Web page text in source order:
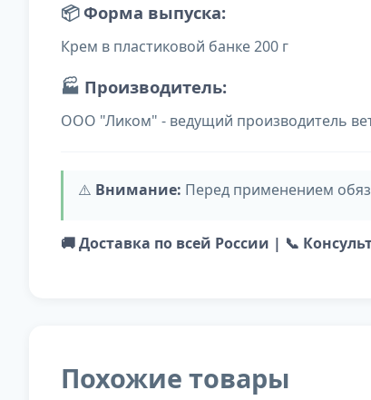
📦 Форма выпуска:
Крем в пластиковой банке 200 г
🏭 Производитель:
ООО "Ликом" - ведущий производитель
⚠️ Внимание: Перед применением
🚚 Доставка по всей России | 📞
Похожие товары